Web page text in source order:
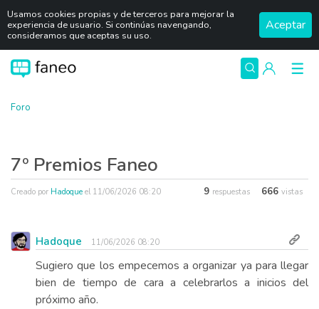
Usamos cookies propias y de terceros para mejorar la
experiencia de usuario. Si continúas navengando,
consideramos que aceptas su uso.
Aceptar
Foro
7º Premios Faneo
Creado por Hadoque el 11/06/2026 08:20 9 respuestas 666 vistas
Hadoque 11/06/2026 08:20
Sugiero que los empecemos a organizar ya para llegar
bien de tiempo de cara a celebrarlos a inicios del
próximo año.